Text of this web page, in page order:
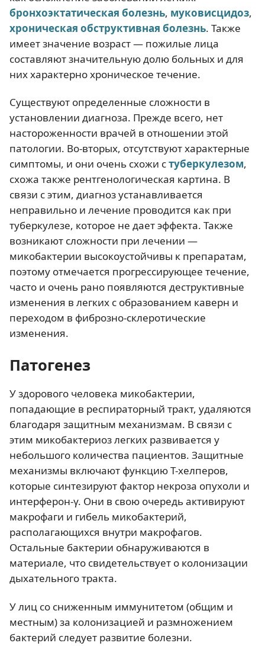
бронхоэктатическая болезнь, муковисцидоз,
хроническая обструктивная болезнь. Также
имеет значение возраст — пожилые лица
составляют значительную долю больных и для
них характерно хроническое течение.
Существуют определенные сложности в
установлении диагноза. Прежде всего, нет
настороженности врачей в отношении этой
патологии. Во-вторых, отсутствуют характерные
симптомы, и они очень схожи стуберкулезом,
схожа также рентгенологическая картина. В
связи с этим, диагноз устанавливается
неправильно и лечение проводится как при
туберкулезе, которое не дает эффекта. Также
возникают сложности при лечении —
микобактерии высокоустойчивы к препаратам,
поэтому отмечается прогрессирующее течение,
часто и очень рано появляются деструктивные
изменения в легких с образованием каверн и
переходом в фиброзно-склеротические
изменения.
Патогенез
У здорового человека микобактерии,
попадающие в респираторный тракт, удаляются
благодаря защитным механизмам. В связи с
этим микобактериоз легких развивается у
небольшого количества пациентов. Защитные
механизмы включают функцию Т-хелперов,
которые синтезируют фактор некроза опухоли и
интерферон-γ. Они в свою очередь активируют
макрофаги и гибель микобактерий,
располагающихся внутри макрофагов.
Остальные бактерии обнаруживаются в
материале, что свидетельствует о колонизации
дыхательного тракта.
У лиц со сниженным иммунитетом (общим и
местным) за колонизацией и размножением
бактерий следует развитие болезни.